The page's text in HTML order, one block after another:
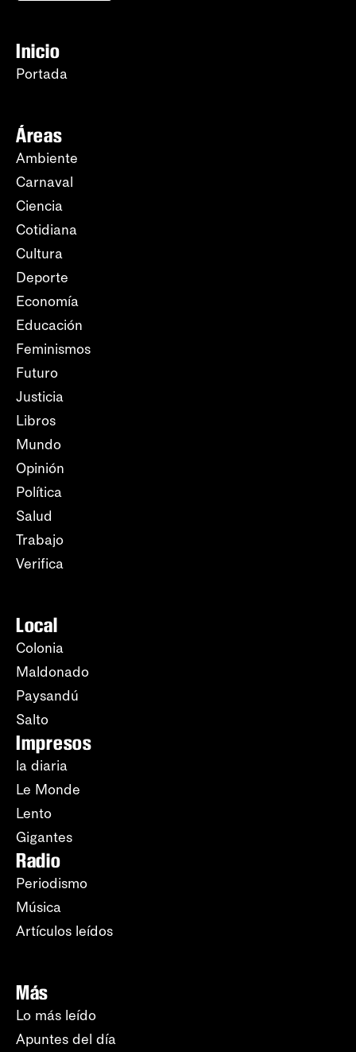
Inicio
Portada
Áreas
Ambiente
Carnaval
Ciencia
Cotidiana
Cultura
Deporte
Economía
Educación
Feminismos
Futuro
Justicia
Libros
Mundo
Opinión
Política
Salud
Trabajo
Verifica
Local
Colonia
Maldonado
Paysandú
Salto
Impresos
la diaria
Le Monde
Lento
Gigantes
Radio
Periodismo
Música
Artículos leídos
Más
Lo más leído
Apuntes del día